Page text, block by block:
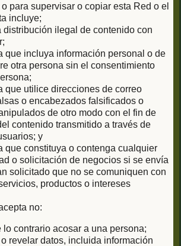
para supervisar o copiar esta Red o el
incluye;
distribución ilegal de contenido con
que incluya información personal o de
otra persona sin el consentimiento
que utilice direcciones de correo
o encabezados falsificados o
de otro modo con el fin de
contenido transmitido a través de
y
que constituya o contenga cualquier
o solicitación de negocios si se envía
solicitado que no se comuniquen con
productos o intereses
no:
lo contrario acosar a una persona;
revelar datos, incluida información